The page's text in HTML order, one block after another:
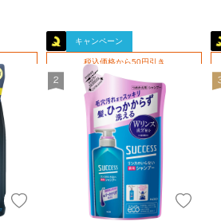
キャンペーン
税込価格から50円引き